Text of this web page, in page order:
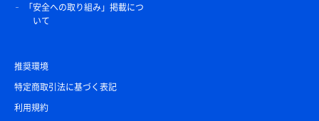
「安全への取り組み」掲載につ
いて
推奨環境
特定商取引法に基づく表記
利用規約